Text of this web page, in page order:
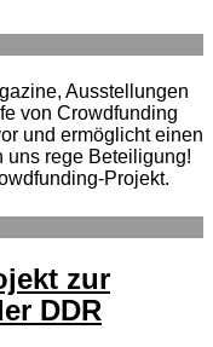
Ausstellungen
von Crowdfunding
und ermöglicht einen
uns rege Beteiligung!
Projekt.
zur
DDR